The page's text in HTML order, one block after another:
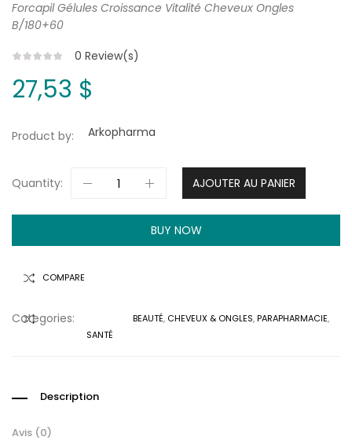
Forcapil Gélules Croissance Vitalité Cheveux Ongles
B/180+60
0 Review(s)
27,53 $
Product by: Arkopharma
Quantity: AJOUTER AU PANIER
BUY NOW
COMPARE
COMPARER
Categories: BEAUTÉ, CHEVEUX & ONGLES,PARAPHARMACIE,
SANTÉ
Description
Avis (0)